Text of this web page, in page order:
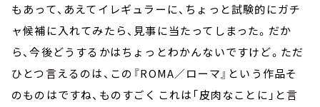
もあって、あえてイレギュラーに、ちょっと試験的にガチ
ャ候補に入れてみたら、見事に当たってしまった。だか
ら、今後どうするかはちょっとわかんないですけど。ただ
ひとつ言えるのは、この『ROMA／ローマ』という作品そ
のものはですね、ものすごく――これは「皮肉なことに」と言